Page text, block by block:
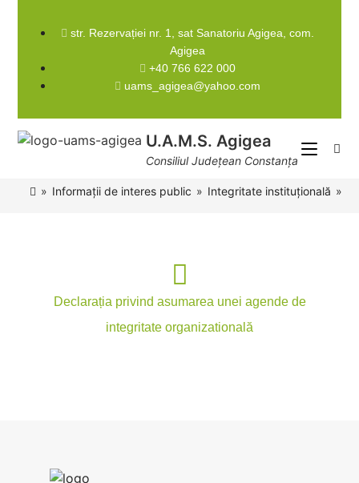
str. Rezervației nr. 1, sat Sanatoriu Agigea, com.
Agigea
+40 766 622 000
uams_agigea@yahoo.com
U.A.M.S. Agigea
Consiliul Județean Constanța
» Informații de interes public » Integritate instituțională »
Declarația privind asumarea unei agende de
integritate organizatională